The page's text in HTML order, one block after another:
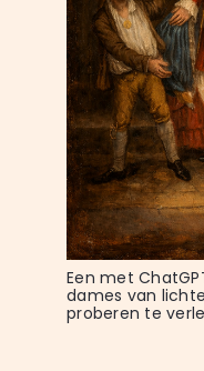
Een met
dames van
proberen te